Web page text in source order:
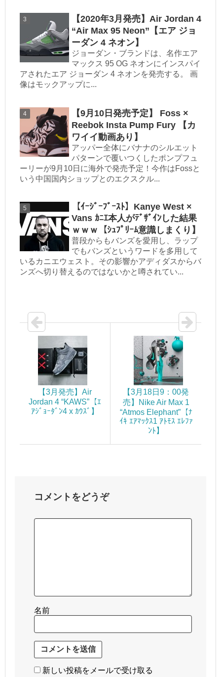
【2020年3月発売】Air Jordan 4
“Air Max 95 Neon”【エア ジョ
ーダン 4 ネオン】
ジョーダン・ブランドは、名作エア
マックス 95 OG ネオンにインスパイ
アされたエア ジョーダン 4 ネオンを発売する。 画
像はモックアップに...
【9月10日発売予定】 Foss ×
Reebok Insta Pump Fury 【カ
ワイイ動画あり】
アッパー全体にバナナのシルエット
パターンで覆いつくしたポンプフュ
ーリーが9月10日に海外で発売予定！今作はFossと
いう中国国内ショップとのエクスクル...
【ｲｰｼﾞｰﾌﾞｰｽﾄ】Kanye West ×
Vans ｶﾆｴ本人がﾃﾞｻﾞｲﾝした結果
ｗｗｗ【ｼｭﾌﾟﾘｰﾑ意識しまくり】
普段からもバンズを愛用し、ラップ
でもバンズというワードを多用して
いるカニエウェスト。その影響かアディダスからバ
ンズへ切り替えるのではないかと噂されてい...
【3月発売】Air
Jordan 4 “KAWS”【ｴ
ｱｼﾞｮｰﾀﾞﾝ4 x ｶｳｽﾞ】
【3月18日9：00発
売】Nike Air Max 1
“Atmos Elephant”【ﾅ
ｲｷ ｴｱﾏｯｸｽ1 ｱﾄﾓｽ ｴﾚﾌｧ
ﾝﾄ】
コメントをどうぞ
名前
新しい投稿をメールで受け取る